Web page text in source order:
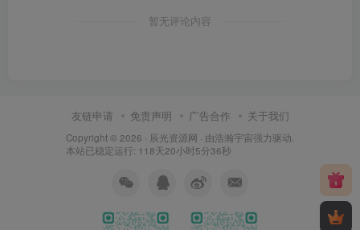
暂无评论内容
友链申请 免责声明 广告合作 关于我们
Copyright © 2026 · 辰光资源网 · 由浩瀚宇宙强力驱动.
本站已稳定运行: 118天20小时5分37秒